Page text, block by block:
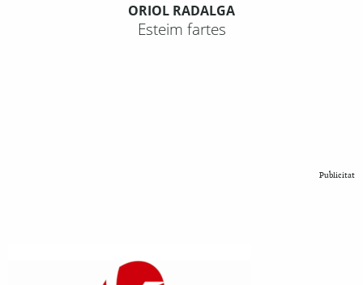
ORIOL RADALGA
Esteim fartes
Publicitat